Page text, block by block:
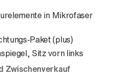
in Mikrofaser
Paket (plus)
Sitz vorn links
Zwischenverkauf